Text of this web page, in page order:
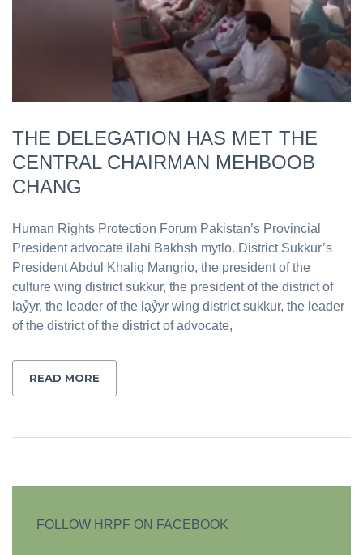
THE DELEGATION HAS MET THE
CENTRAL CHAIRMAN MEHBOOB
CHANG
Human Rights Protection Forum Pakistan’s Provincial
President advocate ilahi Bakhsh mytlo. District Sukkur’s
President Abdul Khaliq Mangrio, the president of the
culture wing district sukkur, the president of the district of
lạỷyr, the leader of the lạỷyr wing district sukkur, the leader
of the district of the district of advocate,
READ MORE
FOLLOW HRPF ON FACEBOOK